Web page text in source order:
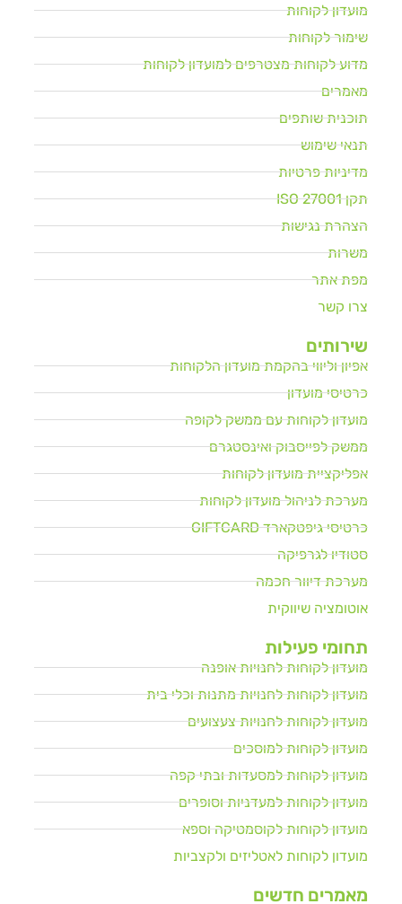
מועדון לקוחות
שימור לקוחות
מדוע לקוחות מצטרפים למועדון לקוחות
מאמרים
תוכנית שותפים
תנאי שימוש
מדיניות פרטיות
תקן ISO 27001
הצהרת נגישות
משרות
מפת אתר
צרו קשר
שירותים
אפיון וליווי בהקמת מועדון הלקוחות
כרטיסי מועדון
מועדון לקוחות עם ממשק לקופה
ממשק לפייסבוק ואינסטגרם
אפליקציית מועדון לקוחות
מערכת לניהול מועדון לקוחות
כרטיסי גיפטקארד GIFTCARD
סטודיו לגרפיקה
מערכת דיוור חכמה
אוטומציה שיווקית
תחומי פעילות
מועדון לקוחות לחנויות אופנה
מועדון לקוחות לחנויות מתנות וכלי בית
מועדון לקוחות לחנויות צעצועים
מועדון לקוחות למוסכים
מועדון לקוחות למסעדות ובתי קפה
מועדון לקוחות למעדניות וסופרים
מועדון לקוחות לקוסמטיקה וספא
מועדון לקוחות לאטליזים ולקצביות
מאמרים חדשים